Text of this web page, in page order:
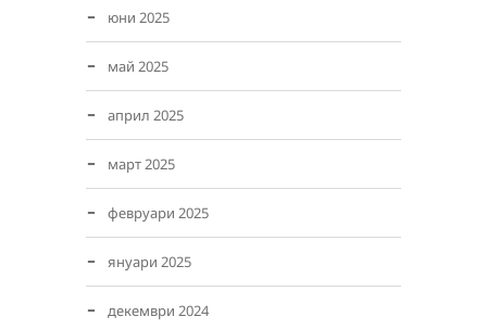
юни 2025
май 2025
април 2025
март 2025
февруари 2025
януари 2025
декември 2024